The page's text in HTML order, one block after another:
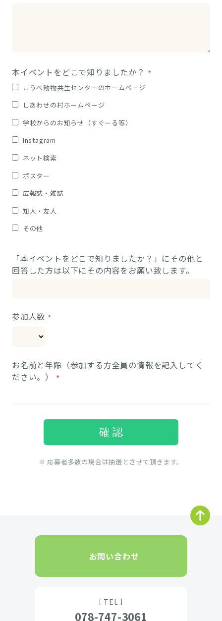
本イベントをどこで知りましたか？
こうべ動物共生センターのホームページ
しあわせの村ホームページ
学校からのお知らせ（すぐーる等）
Instagram
ネット検索
ポスター
広報誌・雑誌
知人・友人
その他
「本イベントをどこで知りましたか？」にその他と
回答した方は以下にその内容をお願い致します。
参加人数
お名前と年齢（参加する方全員の情報を記入してく
ださい。）
※ 応募者多数の場合は抽選とさせて頂きます。
お問い合わせ
［ TEL ］
078-747-3061